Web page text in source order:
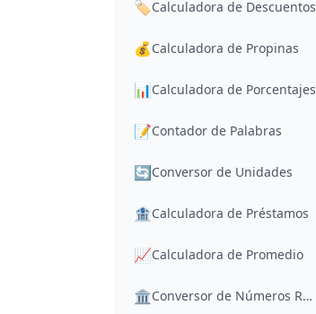
🏷️Calculadora de Descuentos
💰Calculadora de Propinas
📊 Calculadora de Porcentajes
📝Contador de Palabras
🔄Conversor de Unidades
🏦Calculadora de Préstamos
📈Calculadora de Promedio
🏛️ Conversor de Números Romanos